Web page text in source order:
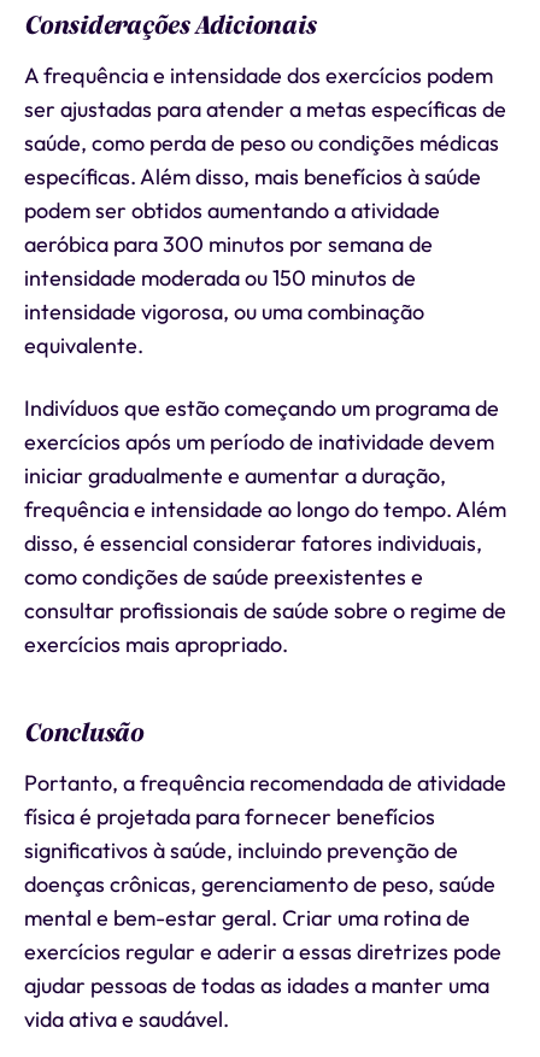
Considerações Adicionais
A frequência e intensidade dos exercícios podem
ser ajustadas para atender a metas específicas de
saúde, como perda de peso ou condições médicas
específicas. Além disso, mais benefícios à saúde
podem ser obtidos aumentando a atividade
aeróbica para 300 minutos por semana de
intensidade moderada ou 150 minutos de
intensidade vigorosa, ou uma combinação
equivalente.
Indivíduos que estão começando um programa de
exercícios após um período de inatividade devem
iniciar gradualmente e aumentar a duração,
frequência e intensidade ao longo do tempo. Além
disso, é essencial considerar fatores individuais,
como condições de saúde preexistentes e
consultar profissionais de saúde sobre o regime de
exercícios mais apropriado.
Conclusão
Portanto, a frequência recomendada de atividade
física é projetada para fornecer benefícios
significativos à saúde, incluindo prevenção de
doenças crônicas, gerenciamento de peso, saúde
mental e bem-estar geral. Criar uma rotina de
exercícios regular e aderir a essas diretrizes pode
ajudar pessoas de todas as idades a manter uma
vida ativa e saudável.